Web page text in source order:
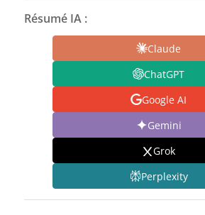
Résumé IA :
Claude
ChatGPT
Google AI
Gemini
Grok
Perplexity